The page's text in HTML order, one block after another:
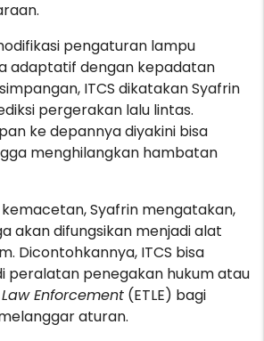
pengaturan lampu
adaptatif dengan kepadatan
ITCS dikatakan Syafrin
pergerakan lalu lintas.
ke depannya diyakini bisa
menghilangkan hambatan
Syafrin mengatakan,
akan difungsikan menjadi alat
Dicontohkannya, ITCS bisa
peralatan penegakan hukum atau
Enforcement (ETLE) bagi
aturan.